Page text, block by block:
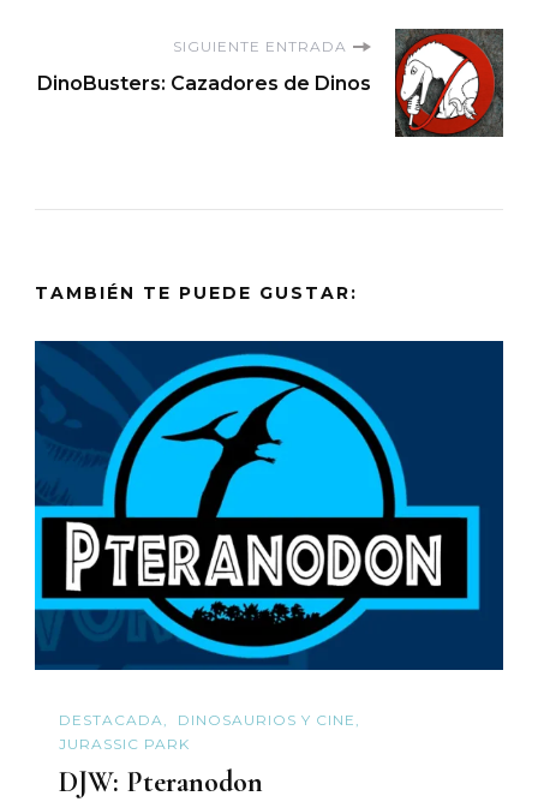
entradasSIGUIENTE ENTRADA
DinoBusters: Cazadores de Dinos
TAMBIÉN TE PUEDE GUSTAR:
DESTACADA
DINOSAURIOS Y CINE
JURASSIC PARK
DJW: Pteranodon